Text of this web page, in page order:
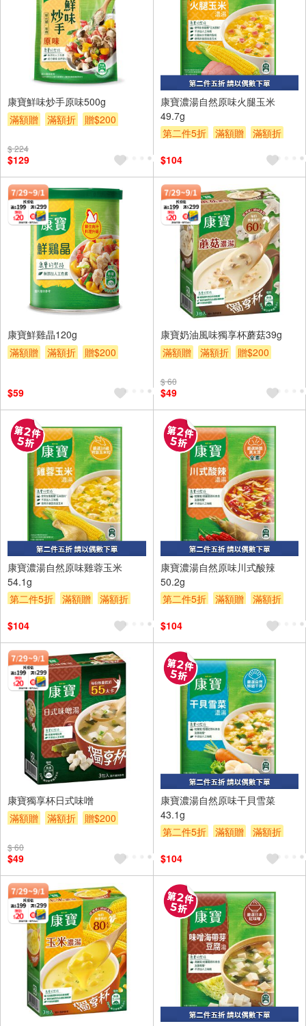
康寶鮮味炒手原味500g
滿額贈
滿額折 贈$200
$ 224
$129
康寶濃湯自然原味火腿玉米
49.7g
第二件5折
滿額贈
滿額折
$104
康寶鮮雞晶120g
滿額贈
滿額折 贈$200
$59
康寶奶油風味獨享杯蘑菇39g
滿額贈
滿額折 贈$200
$ 60
$49
康寶濃湯自然原味雞蓉玉米
54.1g
第二件5折
滿額贈
滿額折
$104
康寶濃湯自然原味川式酸辣
50.2g
第二件5折
滿額贈
滿額折
$104
康寶獨享杯日式味噌
滿額贈
滿額折 贈$200
$ 60
$49
康寶濃湯自然原味干貝雪菜
43.1g
第二件5折
滿額贈
滿額折
$104